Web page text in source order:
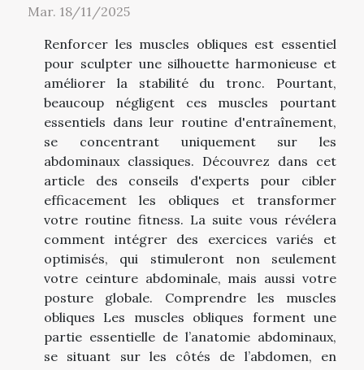
Mar. 18/11/2025
Renforcer les muscles obliques est essentiel
pour sculpter une silhouette harmonieuse et
améliorer la stabilité du tronc. Pourtant,
beaucoup négligent ces muscles pourtant
essentiels dans leur routine d'entraînement,
se concentrant uniquement sur les
abdominaux classiques. Découvrez dans cet
article des conseils d'experts pour cibler
efficacement les obliques et transformer
votre routine fitness. La suite vous révélera
comment intégrer des exercices variés et
optimisés, qui stimuleront non seulement
votre ceinture abdominale, mais aussi votre
posture globale. Comprendre les muscles
obliques Les muscles obliques forment une
partie essentielle de l’anatomie abdominaux,
se situant sur les côtés de l’abdomen, en